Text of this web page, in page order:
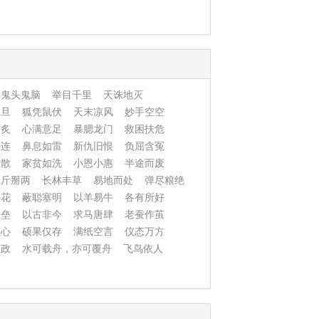
鬼头鬼脑 举目千里
天诛地灭
狐凭鼠伏 天末凉风
妙手空空
心满意足 暴腮龙门
救困扶危
鼻息如雷 新仇旧恨
负屈含冤
家贫如洗 小恩小惠
半途而废
掰两
长林丰草 易地而处
弹尽粮绝
蔽聪塞明 以羊易牛
各有所好
以古非今 求马唐肆
老蚕作茧
硕果仅存 满纸空言
仪态万方
水可载舟，亦可覆舟 飞鸟依人